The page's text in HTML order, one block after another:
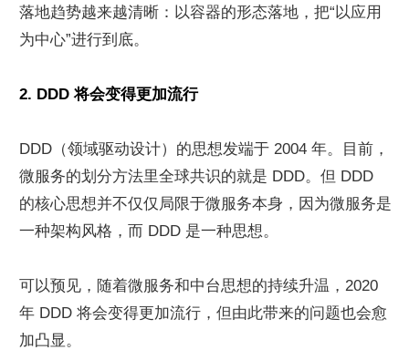
落地趋势越来越清晰：以容器的形态落地，把“以应用
为中心”进行到底。
2. DDD 将会变得更加流行
DDD（领域驱动设计）的思想发端于 2004 年。目前，
微服务的划分方法里全球共识的就是 DDD。但 DDD
的核心思想并不仅仅局限于微服务本身，因为微服务是
一种架构风格，而 DDD 是一种思想。
可以预见，随着微服务和中台思想的持续升温，2020
年 DDD 将会变得更加流行，但由此带来的问题也会愈
加凸显。